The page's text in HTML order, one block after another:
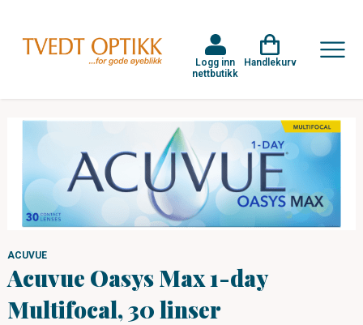
Logg inn
nettbutikk
Handlekurv
ACUVUE
Acuvue Oasys Max 1-day
Multifocal, 30 linser